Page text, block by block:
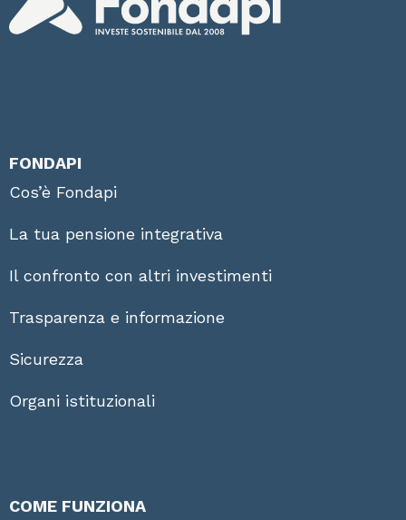
FONDAPI
Cos’è Fondapi
La tua pensione integrativa
Il confronto con altri investimenti
Trasparenza e informazione
Sicurezza
Organi istituzionali
COME FUNZIONA